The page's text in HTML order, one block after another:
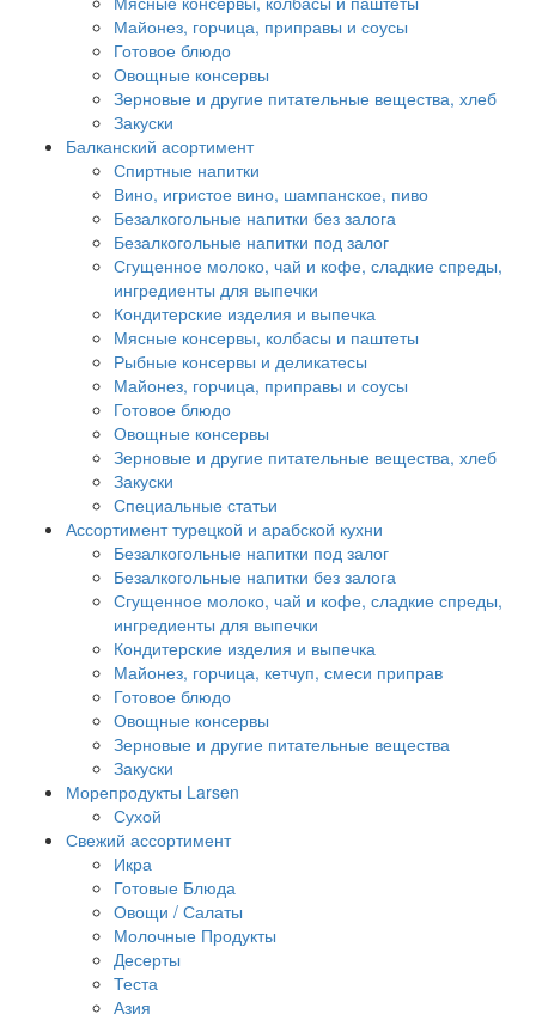
Майонез, горчица, приправы и соусы
Готовое блюдо
Овощные консервы
Зерновые и другие питательные вещества, хлеб
Закуски
Балканский асортимент
Спиртные напитки
Вино, игристое вино, шампанское, пиво
Безалкогольные напитки без залога
Безалкогольные напитки под залог
Сгущенное молоко, чай и кофе, сладкие спреды,
ингредиенты для выпечки
Кондитерские изделия и выпечка
Мясные консервы, колбасы и паштеты
Рыбные консервы и деликатесы
Майонез, горчица, приправы и соусы
Готовое блюдо
Овощные консервы
Зерновые и другие питательные вещества, хлеб
Закуски
Специальные статьи
Ассортимент турецкой и арабской кухни
Безалкогольные напитки под залог
Безалкогольные напитки без залога
Сгущенное молоко, чай и кофе, сладкие спреды,
ингредиенты для выпечки
Кондитерские изделия и выпечка
Майонез, горчица, кетчуп, смеси приправ
Готовое блюдо
Овощные консервы
Зерновые и другие питательные вещества
Закуски
Морепродукты Larsen
Сухой
Свежий ассортимент
Икра
Готовые Блюда
Овощи / Салаты
Молочные Продукты
Десерты
Теста
Азия